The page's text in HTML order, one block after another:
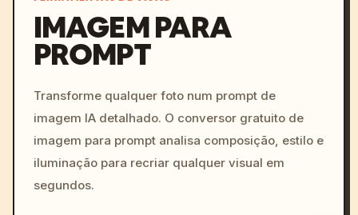
colors, 8k --v 6.0
IMAGEM PARA
PROMPT
Transforme qualquer foto num prompt de
imagem IA detalhado. O conversor gratuito de
imagem para prompt analisa composição, estilo e
iluminação para recriar qualquer visual em
segundos.